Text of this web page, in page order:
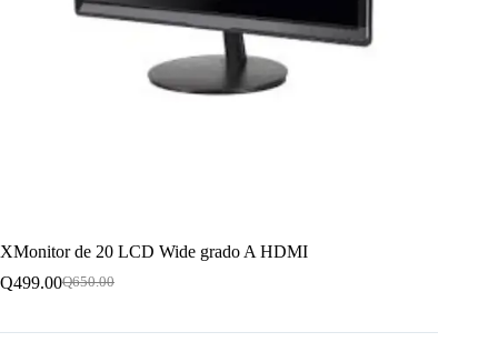
XMonitor de 20 LCD Wide grado A HDMI
Q650.00
El
original
Q499.00El
actual